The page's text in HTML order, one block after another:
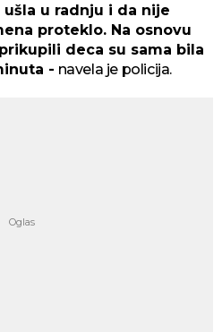
u radnju i da nije
proteklo. Na osnovu
deca su sama bila
- navela je policija.